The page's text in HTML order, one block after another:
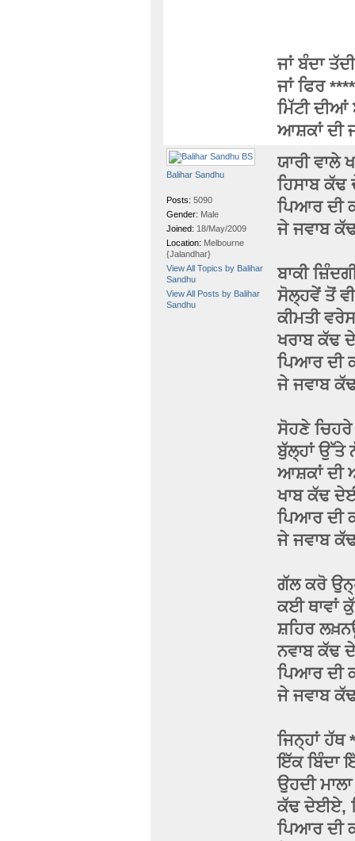
ਜਾਂ ਬੰਦਾ
ਜਾਂ ਫਿਰ
ਮਿੱਟੀ ਦੀਆਂ
ਆਸ਼ਕਾਂ ਦੀ
Balihar Sandhu
Posts: 5090
Gender: Male
Joined: 18/May/2009
Location: Melbourne
{Jalandhar}
View All Topics by Balihar
Sandhu
View All Posts by Balihar
Sandhu
ਯਾਰੀ ਵਾਲੇ
ਹਿਸਾਬ
ਪਿਆਰ ਦੀ
ਜੇ ਜਵਾਬ
ਬਾਕੀ
ਸੋਲ੍ਹਵੇਂ ਤੋਂ
ਕੀਮਤੀ
ਖਰਾਬ ਕੱਢ
ਪਿਆਰ ਦੀ
ਜੇ ਜਵਾਬ
ਸੋਹਣੇ
ਬੁੱਲ੍ਹਾਂ ਉੱਤੇ
ਆਸ਼ਕਾਂ ਦੀ
ਖਾਬ ਕੱਢ
ਪਿਆਰ ਦੀ
ਜੇ ਜਵਾਬ
ਗੱਲ ਕਰੋ
ਕਈ ਥਾਵਾਂ
ਸ਼ਹਿਰ
ਨਵਾਬ ਕੱਢ
ਪਿਆਰ ਦੀ
ਜੇ ਜਵਾਬ
ਜਿਨ੍ਹਾਂ ਹੱਥ
ਇੱਕ ਬਿੰਦਾ
ਉਹਦੀ
ਕੱਢ ਦੇਈਏ,
ਪਿਆਰ ਦੀ